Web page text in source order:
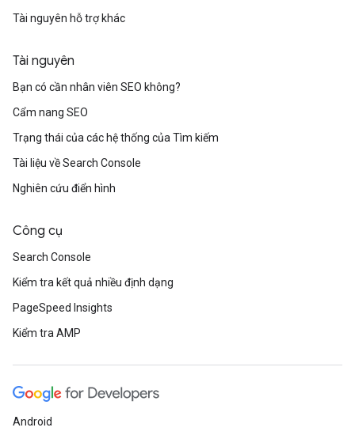
Tài nguyên hỗ trợ khác
Tài nguyên
Bạn có cần nhân viên SEO không?
Cẩm nang SEO
Trạng thái của các hệ thống của Tìm kiếm
Tài liệu về Search Console
Nghiên cứu điển hình
Công cụ
Search Console
Kiểm tra kết quả nhiều định dạng
PageSpeed Insights
Kiểm tra AMP
Android